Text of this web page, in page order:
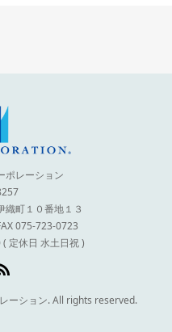
ポレーション
織町１０番地１３
075-723-0723
定休日 水土日祝 )
ーション. All rights reserved.